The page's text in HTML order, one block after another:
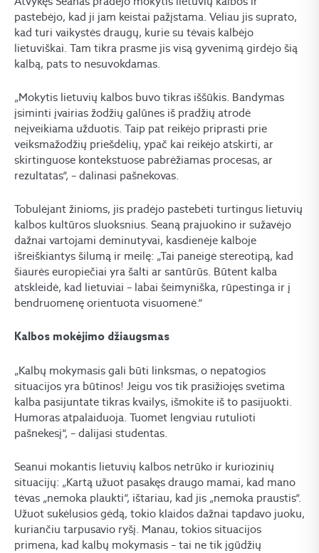
pastebėjo, kad ji jam keistai pažįstama. Vėliau jis suprato,
kad turi vaikystės draugų, kurie su tėvais kalbėjo
lietuviškai. Tam tikra prasme jis visą gyvenimą girdėjo šią
kalbą, pats to nesuvokdamas.
„Mokytis lietuvių kalbos buvo tikras iššūkis. Bandymas
įsiminti įvairias žodžių galūnes iš pradžių atrodė
neįveikiama užduotis. Taip pat reikėjo priprasti prie
veiksmažodžių priešdėlių, ypač kai reikėjo atskirti, ar
skirtinguose kontekstuose pabrėžiamas procesas, ar
rezultatas“, – dalinasi pašnekovas.
Tobulėjant žinioms, jis pradėjo pastebėti turtingus lietuvių
kalbos kultūros sluoksnius. Seaną prajuokino ir sužavėjo
dažnai vartojami deminutyvai, kasdienėje kalboje
išreiškiantys šilumą ir meilę: „Tai paneigė stereotipą, kad
šiaurės europiečiai yra šalti ar santūrūs. Būtent kalba
atskleidė, kad lietuviai – labai šeimyniška, rūpestinga ir į
bendruomenę orientuota visuomenė.“
Kalbos mokėjimo džiaugsmas
„Kalbų mokymasis gali būti linksmas, o nepatogios
situacijos yra būtinos! Jeigu vos tik prasižiojęs svetima
kalba pasijuntate tikras kvailys, išmokite iš to pasijuokti.
Humoras atpalaiduoja. Tuomet lengviau rutulioti
pašnekesį“, – dalijasi studentas.
Seanui mokantis lietuvių kalbos netrūko ir kuriozinių
situacijų: „Kartą užuot pasakęs draugo mamai, kad mano
tėvas „nemoka plaukti“, ištariau, kad jis „nemoka praustis“.
Užuot sukėlusios gėdą, tokio klaidos dažnai tapdavo juoku,
kuriančiu tarpusavio ryšį. Manau, tokios situacijos
primena, kad kalbų mokymasis – tai ne tik įgūdžių